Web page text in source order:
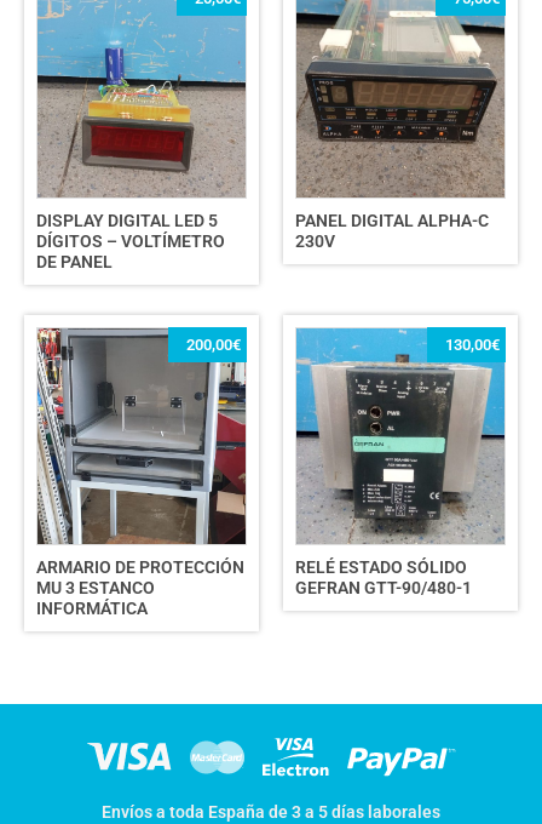
DISPLAY DIGITAL LED 5
DÍGITOS – VOLTÍMETRO
DE PANEL
PANEL DIGITAL ALPHA-C
230V
ARMARIO DE PROTECCIÓN
MU 3 ESTANCO
INFORMÁTICA
200,00€
RELÉ ESTADO SÓLIDO
GEFRAN GTT-90/480-1
130,00€
Envíos a toda España de 3 a 5 días laborales